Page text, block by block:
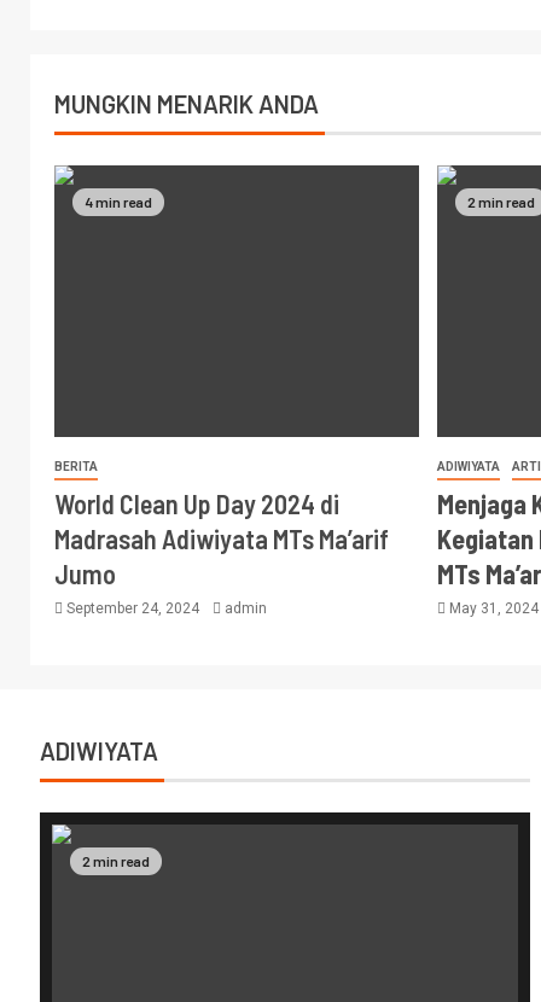
MUNGKIN MENARIK ANDA
4 min read
BERITA
World Clean Up Day 2024 di
Madrasah Adiwiyata MTs Ma’arif
Jumo
September 24, 2024 admin
2 min read
ADIWIYATA
Menjaga
Kegiatan
MTs
May 31, 2024
ADIWIYATA
2 min read